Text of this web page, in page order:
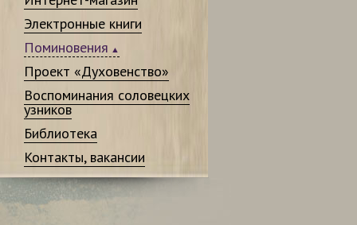
Электронные книги
Поминовения
Проект «Духовенство»
Воспоминания соловецких
узников
Библиотека
Контакты, вакансии